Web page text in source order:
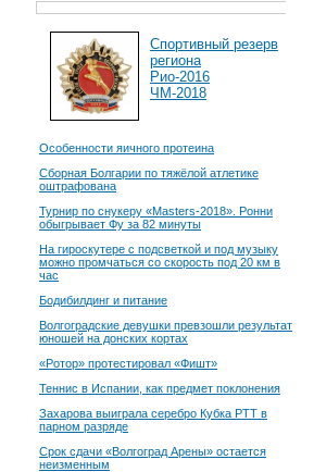
Спортивный резерв
региона
Рио-2016
ЧМ-2018
Особенности яичного протеина
Сборная Болгарии по тяжёлой атлетике
оштрафована
Турнир по снукеру «Masters-2018». Ронни
обыгрывает Фу за 82 минуты
На гироскутере с подсветкой и под музыку
можно промчаться со скорость под 20 км в
час
Бодибилдинг и питание
Волгоградские девушки превзошли результат
юношей на донских кортах
«Ротор» протестировал «Фишт»
Теннис в Испании, как предмет поклонения
Захарова выиграла серебро Кубка РТТ в
парном разряде
Срок сдачи «Волгоград Арены» остается
неизменным